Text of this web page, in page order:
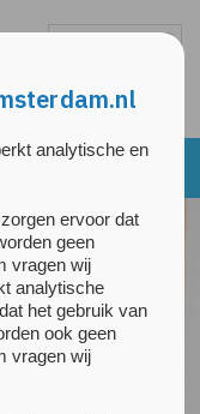
analytische en
ervoor dat
geen
vragen wij
analytische
het gebruik van
ook geen
vragen wij